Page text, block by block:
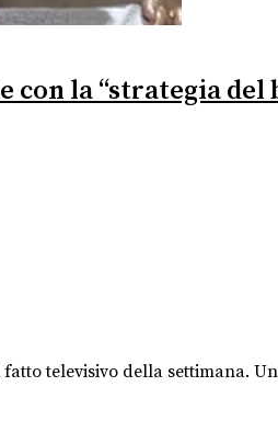
con la “strategia del
fatto televisivo della settimana.